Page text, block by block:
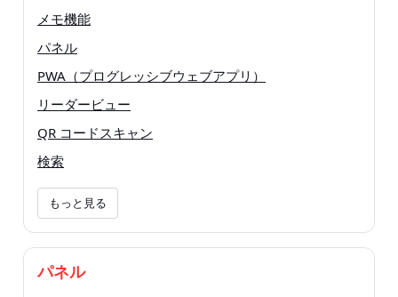
メモ機能
パネル
PWA（プログレッシブウェブアプリ）
リーダービュー
QR コードスキャン
検索
もっと見る
パネル